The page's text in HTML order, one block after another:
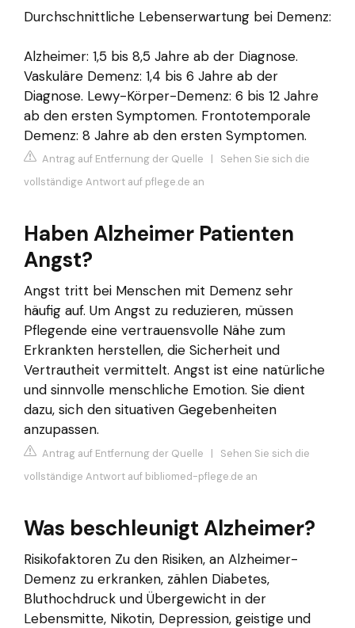
Durchschnittliche Lebenserwartung bei Demenz:
Alzheimer: 1,5 bis 8,5 Jahre ab der Diagnose.
Vaskuläre Demenz: 1,4 bis 6 Jahre ab der
Diagnose. Lewy-Körper-Demenz: 6 bis 12 Jahre
ab den ersten Symptomen. Frontotemporale
Demenz: 8 Jahre ab den ersten Symptomen.
Antrag auf Entfernung der Quelle | Sehen Sie sich die
vollständige Antwort auf pflege.de an
Haben Alzheimer Patienten
Angst?
Angst tritt bei Menschen mit Demenz sehr
häufig auf. Um Angst zu reduzieren, müssen
Pflegende eine vertrauensvolle Nähe zum
Erkrankten herstellen, die Sicherheit und
Vertrautheit vermittelt. Angst ist eine natürliche
und sinnvolle menschliche Emotion. Sie dient
dazu, sich den situativen Gegebenheiten
anzupassen.
Antrag auf Entfernung der Quelle | Sehen Sie sich die
vollständige Antwort auf bibliomed-pflege.de an
Was beschleunigt Alzheimer?
Risikofaktoren Zu den Risiken, an Alzheimer-
Demenz zu erkranken, zählen Diabetes,
Bluthochdruck und Übergewicht in der
Lebensmitte, Nikotin, Depression, geistige und